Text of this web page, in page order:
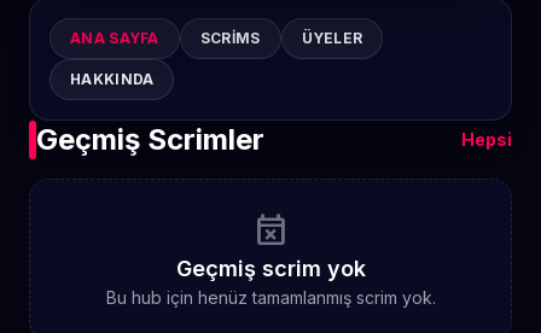
ANA SAYFA SCRIMS ÜYELER
HAKKINDA
Geçmiş Scrimler Hepsi
event_busy
Geçmiş scrim yok
Bu hub için henüz tamamlanmış scrim yok.